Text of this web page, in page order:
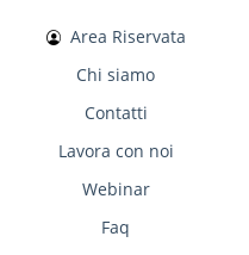
Area Riservata
Chi siamo
Contatti
Lavora con noi
Webinar
Faq